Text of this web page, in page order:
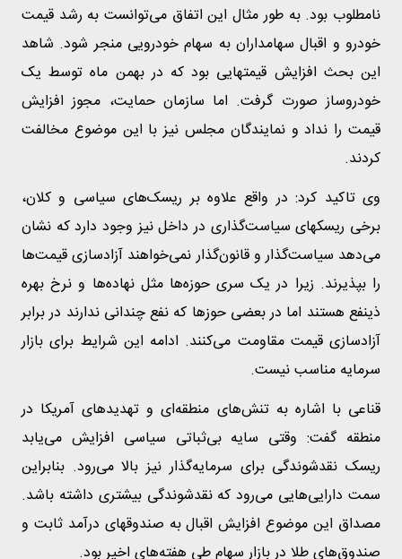
نامطلوب بود. به طور مثال این اتفاق می‌توانست به رشد قیمت
خودرو و اقبال سهامداران به سهام خودرویی منجر شود. شاهد
این بحث افزایش قیمتهایی بود که در بهمن ماه توسط یک
خودروساز صورت گرفت. اما سازمان حمایت، مجوز افزایش
قیمت را نداد و نمایندگان مجلس نیز با این موضوع مخالفت
کردند.
وی تاکید کرد: در واقع علاوه بر ریسک‌های سیاسی و کلان،
برخی ریسکهای سیاست‌گذاری در داخل نیز وجود دارد که نشان
می‌دهد سیاست‌گذار و قانون‌گذار نمی‌خواهند آزادسازی قیمت‌ها
را بپذیرند. زیرا در یک سری حوزه‌ها مثل نهاده‌ها و نرخ بهره
ذینفع هستند اما در بعضی حوزها که نفع چندانی ندارند در برابر
آزادسازی قیمت مقاومت می‌کنند. ادامه این شرایط برای بازار
سرمایه مناسب نیست.
قناعی با اشاره به تنش‌های منطقه‌ای و تهدیدهای آمریکا در
منطقه گفت: وقتی سایه بی‌ثباتی سیاسی افزایش می‌یابد
ریسک نقدشوندگی برای سرمایه‌گذار نیز بالا می‌رود. بنابراین
سمت دارایی‌هایی می‌رود که نقدشوندگی بیشتری داشته باشد.
مصداق این موضوع افزایش اقبال به صندوقهای درآمد ثابت و
صندوق‌های طلا در بازار سهام طی هفته‌های اخیر بود.